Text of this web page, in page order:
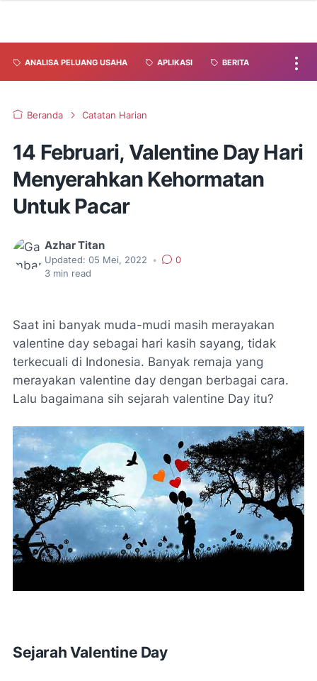
ANALISA PELUANG USAHA APLIKASI BERITA
Beranda Catatan Harian
14 Februari, Valentine Day Hari
Menyerahkan Kehormatan
Untuk Pacar
Azhar Titan
Updated: 05 Mei, 2022 •
0
3 min read
Saat ini banyak muda-mudi masih merayakan
valentine day sebagai hari kasih sayang, tidak
terkecuali di Indonesia. Banyak remaja yang
merayakan valentine day dengan berbagai cara.
Lalu bagaimana sih sejarah valentine Day itu?
Sejarah Valentine Day